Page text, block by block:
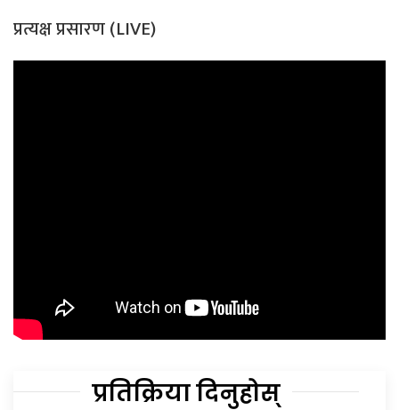
प्रत्यक्ष प्रसारण (LIVE)
प्रतिक्रिया दिनुहोस्